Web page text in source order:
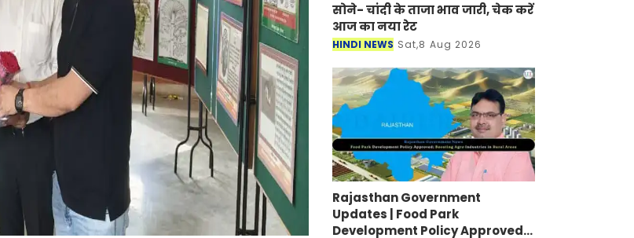
सोने- चांदी के ताजा भाव जारी, चेक करें
आज का नया रेट
HINDI NEWS Sat,8 Aug 2026
Rajasthan Government
Updates | Food Park
Development Policy Approved;